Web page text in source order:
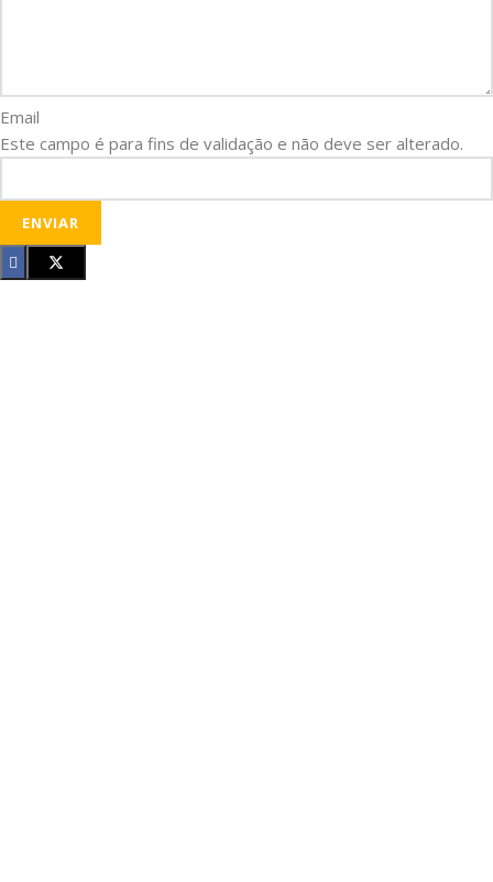
Email
Este campo é para fins de validação e não deve ser alterado.